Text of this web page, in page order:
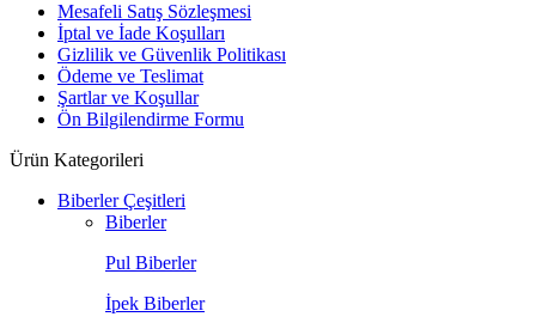
Mesafeli Satış Sözleşmesi
İptal ve İade Koşulları
Gizlilik ve Güvenlik Politikası
Ödeme ve Teslimat
Şartlar ve Koşullar
Ön Bilgilendirme Formu
Ürün Kategorileri
Biberler Çeşitleri
Biberler
Pul Biberler
İpek Biberler